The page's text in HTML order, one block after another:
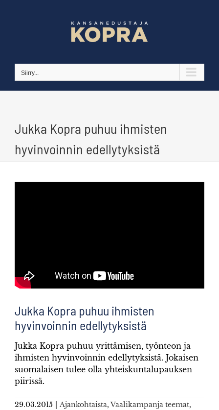
Siirry...
Jukka Kopra puhuu ihmisten
hyvinvoinnin edellytyksistä
Jukka Kopra puhuu ihmisten
hyvinvoinnin edellytyksistä
Jukka Kopra puhuu yrittämisen, työnteon ja
ihmisten hyvinvoinnin edellytyksistä. Jokaisen
suomalaisen tulee olla yhteiskuntalupauksen
piirissä.
29.03.2015 Ajankohtaista,Vaalikampanja teemat,